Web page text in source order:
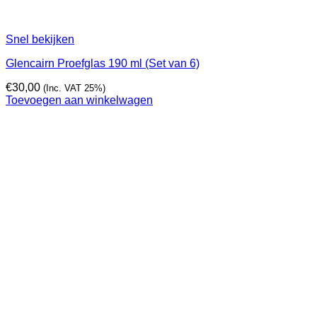
Snel bekijken
Glencairn Proefglas 190 ml (Set van 6)
€30,00 (Inc. VAT 25%)
Toevoegen aan winkelwagen